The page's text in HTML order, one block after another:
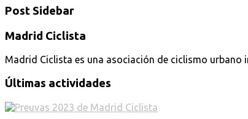
Post Sidebar
Madrid Ciclista
Madrid Ciclista es una asociación de ciclismo
Últimas actividades